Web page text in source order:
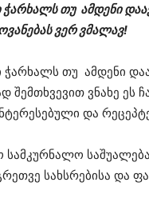
ჭარხალს თუ ამდენი
ვერ ვმალავ!
ჭარხალს თუ ამდენი
შემთხვევით ვნახე ეს
და
სახსრებისა და